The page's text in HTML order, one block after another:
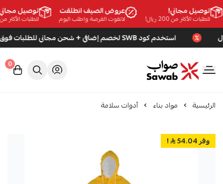
توصيل مجاني!
للطلبات الأكثر من 200 ريال!
عروض الصيف انطلقت
لاتفوت الفرصة واطلب اليوم
توصيل مجاني!
للطلبات الأكثر من 200 ريال!
استخدم كود SWB لخصم إضافي + شحن مجاني للطلبات فوق 200 ريال
صواب
0
الرئيسية مواد بناء أدوات سلامة
وفر 54.04 !